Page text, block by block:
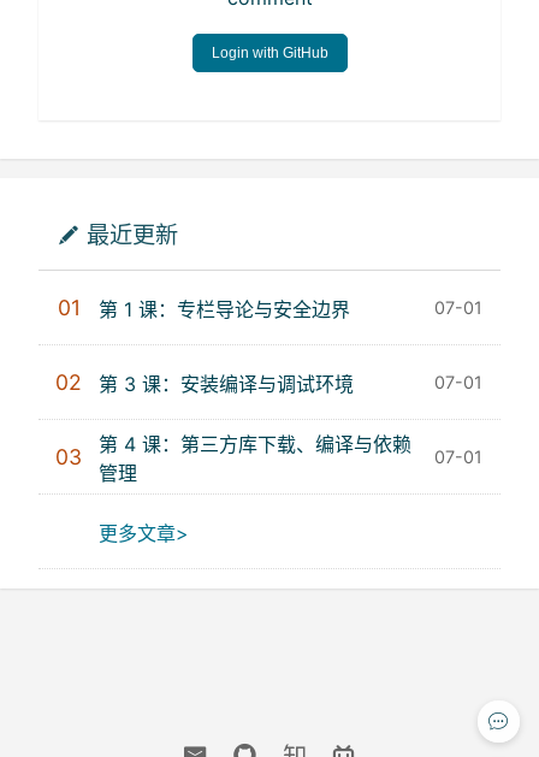
Login with GitHub
最近更新
01 第 1 课：专栏导论与安全边界 07-01
02 第 3 课：安装编译与调试环境 07-01
03
第 4 课：第三方库下载、编译与依赖
管理
07-01
更多文章>